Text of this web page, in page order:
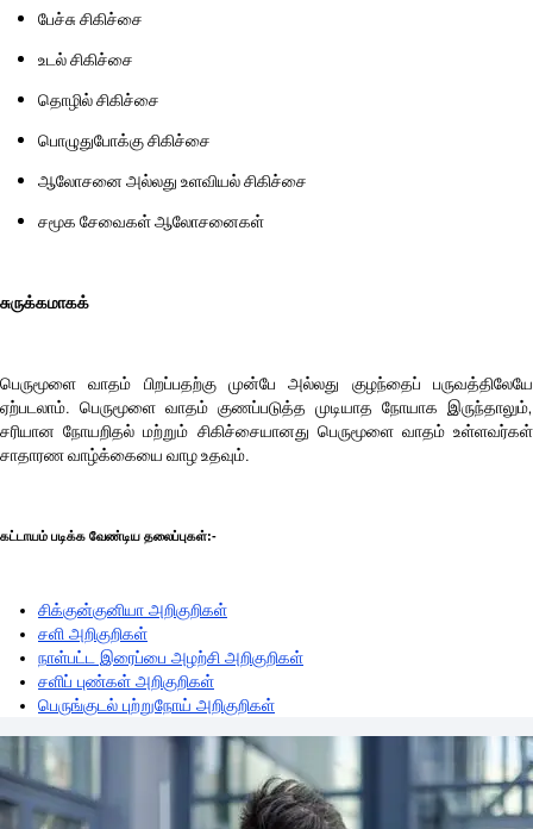
பேச்சு சிகிச்சை
உடல் சிகிச்சை
தொழில் சிகிச்சை
பொழுதுபோக்கு சிகிச்சை
ஆலோசனை அல்லது உளவியல் சிகிச்சை
சமூக சேவைகள் ஆலோசனைகள்
சுருக்கமாகக்
பெருமூளை வாதம் பிறப்பதற்கு முன்பே அல்லது குழந்தைப் பருவத்திலேயே
ஏற்படலாம். பெருமூளை வாதம் குணப்படுத்த முடியாத நோயாக இருந்தாலும்,
சரியான நோயறிதல் மற்றும் சிகிச்சையானது பெருமூளை வாதம் உள்ளவர்கள்
சாதாரண வாழ்க்கையை வாழ உதவும்.
கட்டாயம் படிக்க வேண்டிய தலைப்புகள்:-
சிக்குன்குனியா அறிகுறிகள்
சளி அறிகுறிகள்
நாள்பட்ட இரைப்பை அழற்சி அறிகுறிகள்
சளிப் புண்கள் அறிகுறிகள்
பெருங்குடல் புற்றுநோய் அறிகுறிகள்